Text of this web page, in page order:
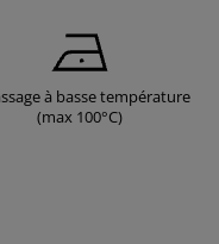
à basse température
(max 100°C)